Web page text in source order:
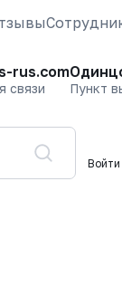
rus.com
связи Пункт
Войти